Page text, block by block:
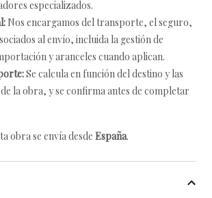
especializados.
Nos encargamos del transporte, el seguro,
al envío, incluida la gestión de
y aranceles cuando aplican.
Se calcula en función del destino y las
la obra, y se confirma antes de completar
obra se envía desde España.